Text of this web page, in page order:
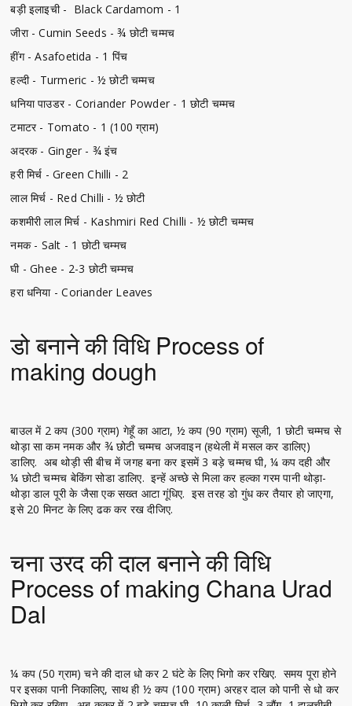
बड़ी इलाइची - Black Cardamom - 1
जीरा - Cumin Seeds - ¾ छोटी चम्मच
हींग - Asafoetida - 1 पिंच
हल्दी - Turmeric - ½ छोटी चम्मच
धनिया पाउडर - Coriander Powder - 1 छोटी चम्मच
टमाटर - Tomato - 1 (100 ग्राम)
अदरक - Ginger - ¾ इंच
हरी मिर्च - Green Chilli - 2
लाल मिर्च - Red Chilli - ½ छोटी
कशमीरी लाल मिर्च - Kashmiri Red Chilli - ½ छोटी चम्मच
नमक - Salt - 1 छोटी चम्मच
घी - Ghee - 2-3 छोटी चम्मच
हरा धनिया - Coriander Leaves
डो बनाने की विधि Process of
making dough
बाउल में 2 कप (300 ग्राम) गेहूँ का आटा, ½ कप (90 ग्राम) सूजी, 1 छोटी चम्मच से
थोड़ा सा कम नमक और ¾ छोटी चम्मच अजवाइन (हथेली में मसल कर डालिए)
डालिए. अब थोड़ी सी बीच में जगह बना कर इसमें 3 बड़े चम्मच घी, ¼ कप दही और
¼ छोटी चम्मच बेकिंग सोडा डालिए. इन्हें अच्छे से मिला कर हल्का गरम पानी थोड़ा-
थोड़ा डाल पूरी के जैसा एक सख्त आटा गूंधिए. इस तरह डो गुंध कर तैयार हो जाएगा,
इसे 20 मिनट के लिए ढक कर रख दीजिए.
चना उरद की दाल बनाने की विधि
Process of making Chana Urad
Dal
¼ कप (50 ग्राम) चने की दाल धो कर 2 घंटे के लिए भिगो कर रखिए. समय पूरा होने
पर इसका पानी निकालिए, साथ ही ½ कप (100 ग्राम) अरहर दाल को पानी से धो कर